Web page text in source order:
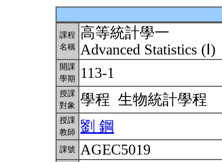
課程
名稱
高等統計學一
Advanced Statistics (Ⅰ)
開課
學期
113-1
授課
對象
學程 生物統計學程
授課
教師
劉 鋼
課號 AGEC5019